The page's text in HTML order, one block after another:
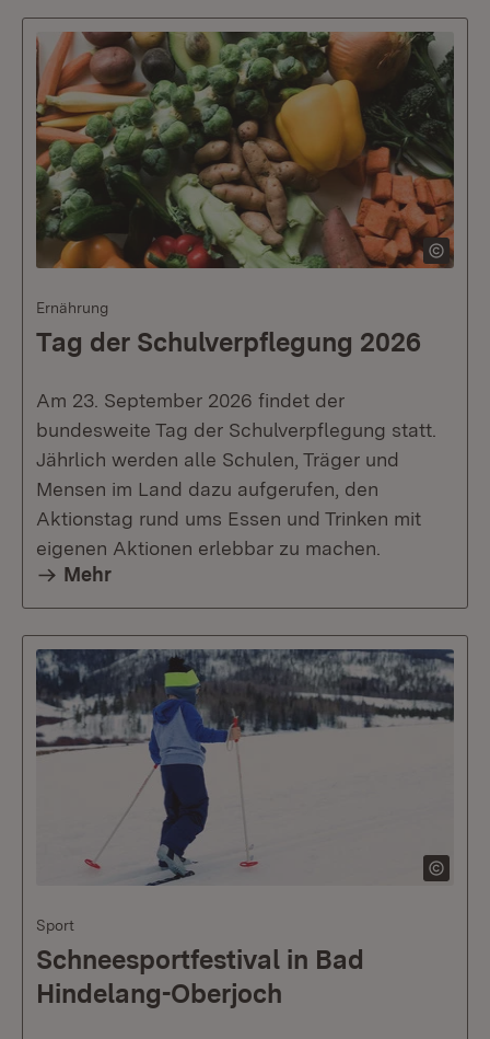
Ernährung
Tag der Schulverpflegung 2026
Am 23. September 2026 findet der
bundesweite Tag der Schulverpflegung statt.
Jährlich werden alle Schulen, Träger und
Mensen im Land dazu aufgerufen, den
Aktionstag rund ums Essen und Trinken mit
eigenen Aktionen erlebbar zu machen.
Mehr
Sport
Schneesportfestival in Bad
Hindelang-Oberjoch